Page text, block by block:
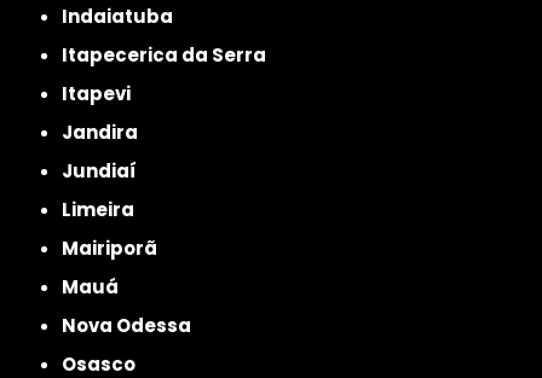
Indaiatuba
Itapecerica da Serra
Itapevi
Jandira
Jundiaí
Limeira
Mairiporã
Mauá
Nova Odessa
Osasco